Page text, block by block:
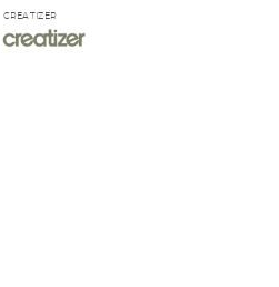
CREATIZER